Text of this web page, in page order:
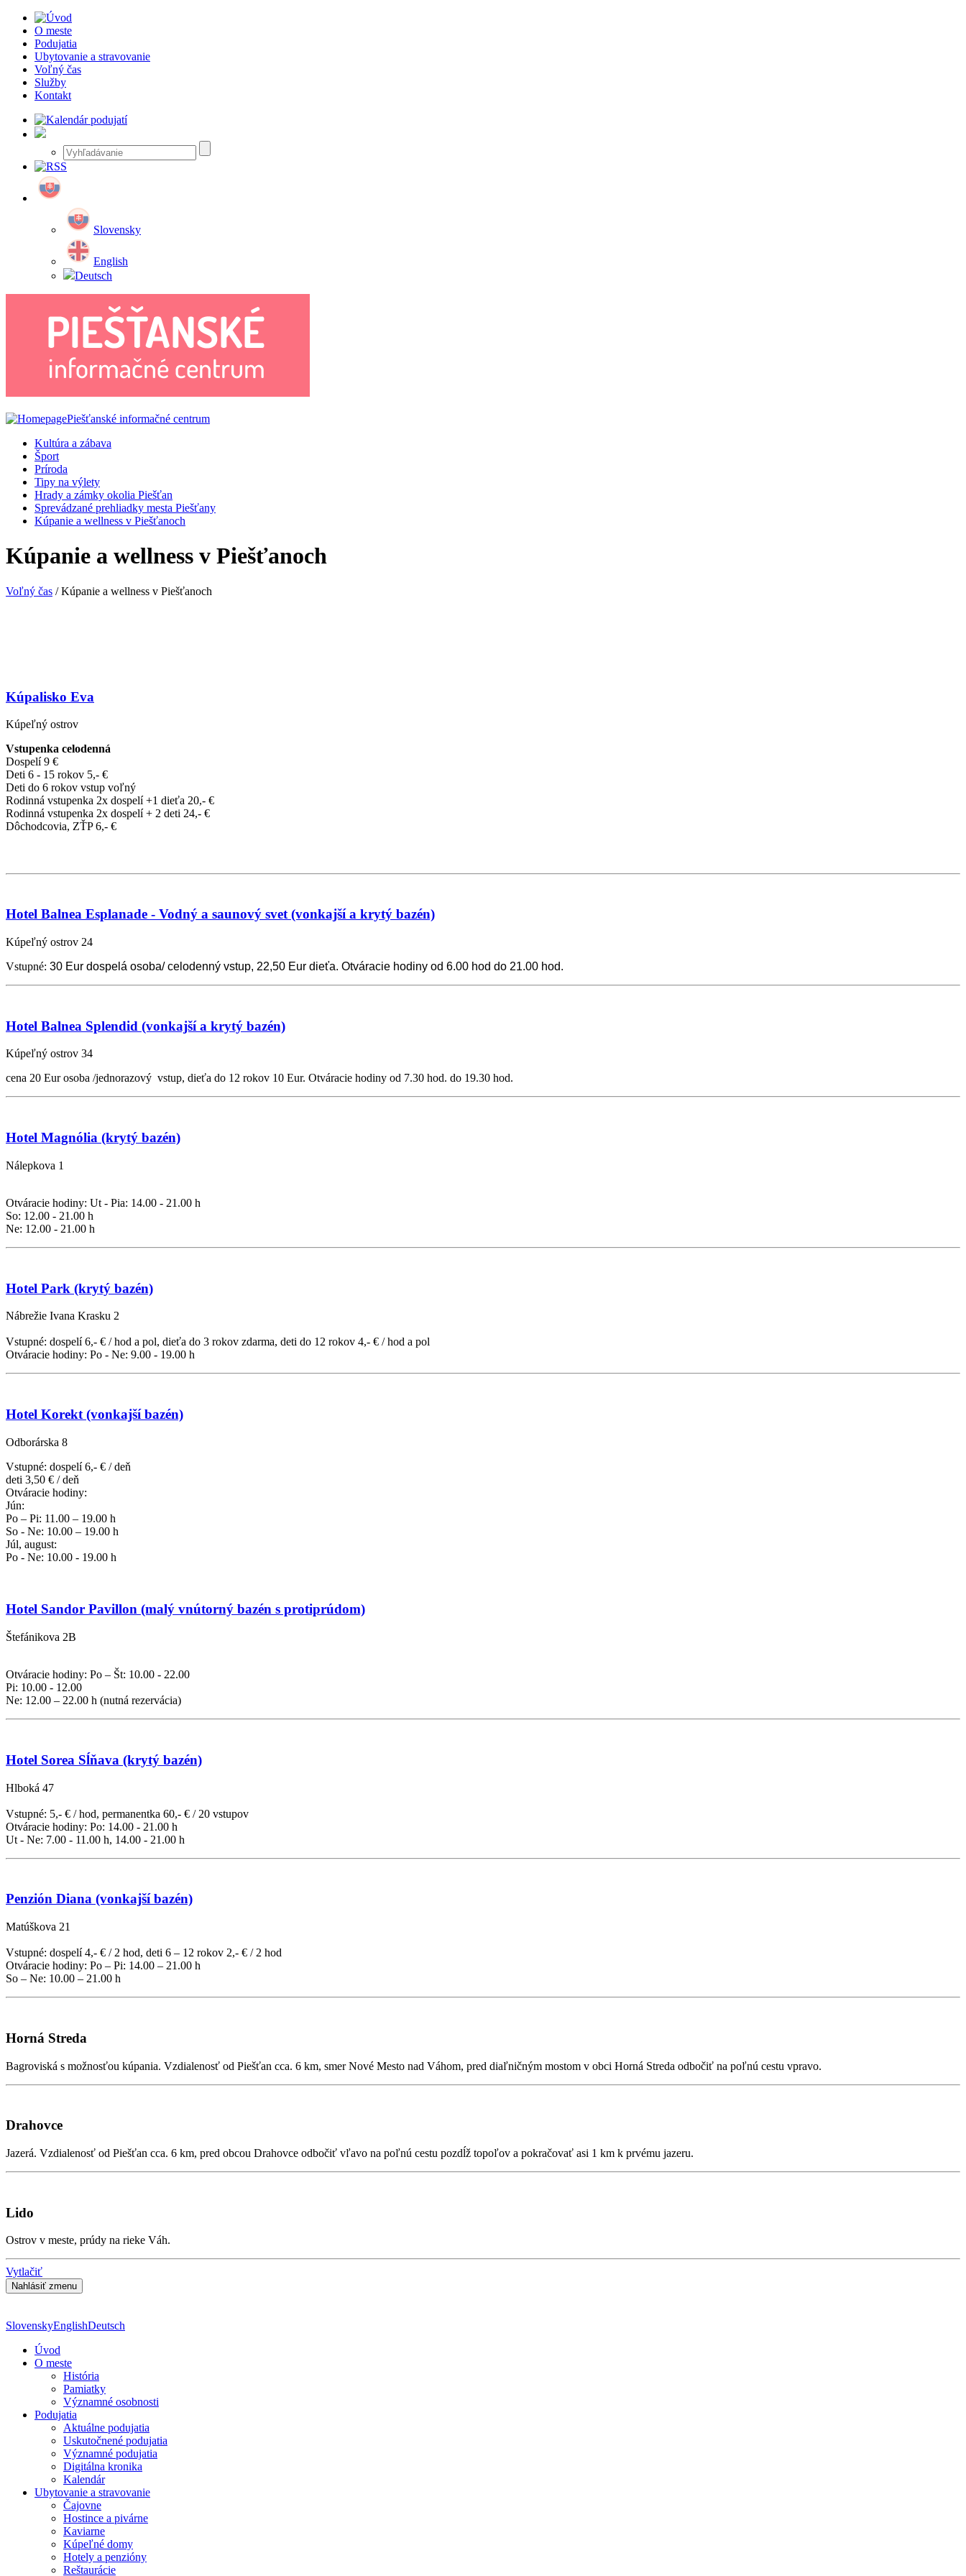
O meste
Podujatia
Ubytovanie a stravovanie
Voľný čas
Služby
Kontakt
Slovensky
English
Deutsch
Piešťanské informačné centrum
Kultúra a zábava
Šport
Príroda
Tipy na výlety
Hrady a zámky okolia Piešťan
Sprevádzané prehliadky mesta Piešťany
Kúpanie a wellness v Piešťanoch
Kúpanie a wellness v Piešťanoch
Voľný čas / Kúpanie a wellness v Piešťanoch
Kúpalisko Eva
Kúpeľný ostrov
Vstupenka celodenná
Dospelí 9 €
Deti 6 - 15 rokov 5,- €
Deti do 6 rokov vstup voľný
Rodinná vstupenka 2x dospelí +1 dieťa 20,- €
Rodinná vstupenka 2x dospelí + 2 deti 24,- €
Dôchodcovia, ZŤP 6,- €
Hotel Balnea Esplanade - Vodný a saunový svet (vonkajší a krytý bazén)
Kúpeľný ostrov 24
Vstupné: 30 Eur dospelá osoba/celodenný vstup, 22,50 Eur dieťa. Otváracie hodiny od 6.00 hod do 21.00 hod.
Hotel Balnea Splendid (vonkajší a krytý bazén)
Kúpeľný ostrov 34
cena 20 Eur osoba /jednorazový vstup, dieťa do 12 rokov 10 Eur. Otváracie hodiny od 7.30 hod. do 19.30 hod.
Hotel Magnólia (krytý bazén)
Nálepkova 1
Otváracie hodiny: Ut - Pia: 14.00 - 21.00 h
So: 12.00 - 21.00 h
Ne: 12.00 - 21.00 h
Hotel Park (krytý bazén)
Nábrežie Ivana Krasku 2
Vstupné: dospelí 6,- € / hod a pol, dieťa do 3 rokov zdarma, deti do 12 rokov 4,- € / hod a pol
Otváracie hodiny: Po - Ne: 9.00 - 19.00 h
Hotel Korekt (vonkajší bazén)
Odborárska 8
Vstupné: dospelí 6,- € / deň
deti 3,50 € / deň
Otváracie hodiny:
Jún:
Po – Pi: 11.00 – 19.00 h
So - Ne: 10.00 – 19.00 h
Júl, august:
Po - Ne: 10.00 - 19.00 h
Hotel Sandor Pavillon (malý vnútorný bazén s protiprúdom)
Štefánikova 2B
Otváracie hodiny: Po – Št: 10.00 - 22.00
Pi: 10.00 - 12.00
Ne: 12.00 – 22.00 h (nutná rezervácia)
Hotel Sorea Sĺňava (krytý bazén)
Hlboká 47
Vstupné: 5,- € / hod, permanentka 60,- € / 20 vstupov
Otváracie hodiny: Po: 14.00 - 21.00 h
Ut - Ne: 7.00 - 11.00 h, 14.00 - 21.00 h
Penzión Diana (vonkajší bazén)
Matúškova 21
Vstupné: dospelí 4,- € / 2 hod, deti 6 – 12 rokov 2,- € / 2 hod
Otváracie hodiny: Po – Pi: 14.00 – 21.00 h
So – Ne: 10.00 – 21.00 h
Horná Streda
Bagroviská s možnosťou kúpania. Vzdialenosť od Piešťan cca. 6 km, smer Nové Mesto nad Váhom, pred diaľničným mostom v obci Horná Streda odbočiť na poľnú cestu vpravo.
Drahovce
Jazerá. Vzdialenosť od Piešťan cca. 6 km, pred obcou Drahovce odbočiť vľavo na poľnú cestu pozdĺž topoľov a pokračovať asi 1 km k prvému jazeru.
Lido
Ostrov v meste, prúdy na rieke Váh.
Vytlačiť
SlovenskyEnglishDeutsch
Úvod
O meste
História
Pamiatky
Významné osobnosti
Podujatia
Aktuálne podujatia
Uskutočnené podujatia
Významné podujatia
Digitálna kronika
Kalendár
Ubytovanie a stravovanie
Čajovne
Hostince a pivárne
Kaviarne
Kúpeľné domy
Hotely a penzióny
Reštaurácie